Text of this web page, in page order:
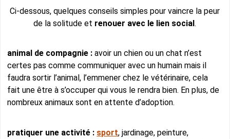
Ci-dessous, quelques conseils simples pour vaincre la peur
de la solitude et renouer avec le lien social.
animal de compagnie : avoir un chien ou un chat n’est
certes pas comme communiquer avec un humain mais il
faudra sortir l’animal, l’emmener chez le vétérinaire, cela
fait une être à s’occuper qui vous le rendra bien. En plus, de
nombreux animaux sont en attente d’adoption.
pratiquer une activité : sport, jardinage, peinture,